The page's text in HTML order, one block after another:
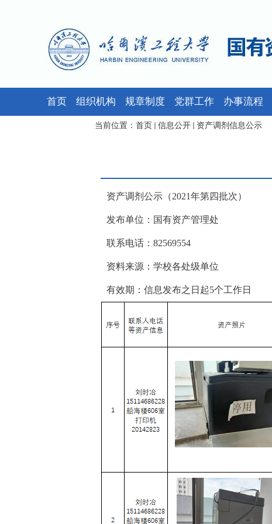
首页 组织机构 规章制度 党群工作 办事流程
当前位置： 首页 信息公开 资产调剂信息公示
资产调剂公示（2021年第四批次）
发布单位：国有资产管理处
联系电话：82569554
资料来源：学校各处级单位
有效期：信息发布之日起5个工作日